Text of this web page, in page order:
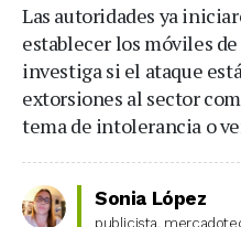
Las autoridades ya
establecer los móviles
investiga si el ataque
extorsiones al sector
tema de intolerancia o
Sonia López
publicista,